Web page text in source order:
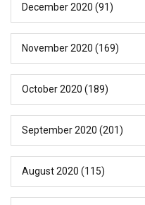
December 2020 (91)
November 2020 (169)
October 2020 (189)
September 2020 (201)
August 2020 (115)